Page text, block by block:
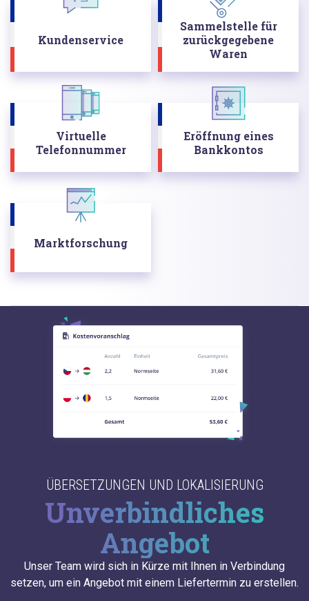
Kundenservice
Sammelstelle für
zurückgegebene
Waren
Virtuelle
Telefonnummer
Eröffnung eines
Bankkontos
Marktforschung
ÜBERSETZUNGEN UND LOKALISIERUNG
Unverbindliches
Angebot
Unser Team wird sich in Kürze mit Ihnen in Verbindung
setzen, um ein Angebot mit einem Liefertermin zu erstellen.